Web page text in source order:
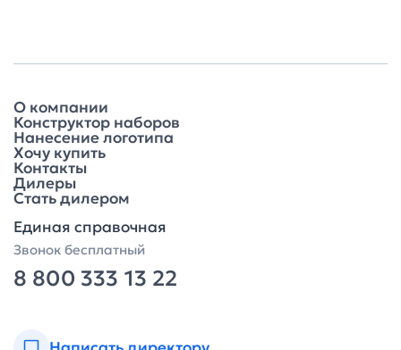
О компании
Конструктор наборов
Нанесение логотипа
Хочу купить
Контакты
Дилеры
Стать дилером
Единая справочная
Звонок бесплатный
8 800 333 13 22